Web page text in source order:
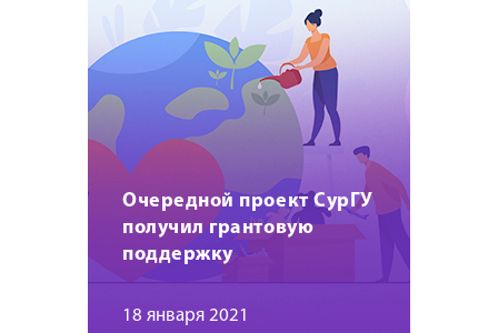
Очередной проект СурГУ
получил грантовую
поддержку
18 января 2021